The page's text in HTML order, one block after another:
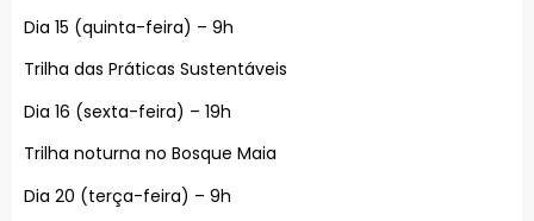
Dia 15 (quinta-feira) – 9h
Trilha das Práticas Sustentáveis
Dia 16 (sexta-feira) – 19h
Trilha noturna no Bosque Maia
Dia 20 (terça-feira) – 9h